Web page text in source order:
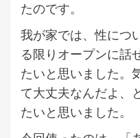
たのです。
我が家では、性につ
る限りオープンに話
たいと思いました。
て大丈夫なんだよ、
たいと思いました。